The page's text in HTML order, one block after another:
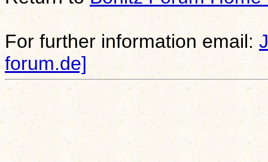
For further information email:
forum.de]